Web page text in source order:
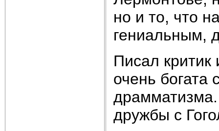
но и то, что
гениальным,
Писал критик
очень богата
драмматизма.
дружбы с